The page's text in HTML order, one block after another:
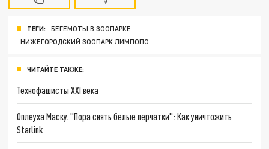
ТЕГИ:
БЕГЕМОТЫ В ЗООПАРКЕ
НИЖЕГОРОДСКИЙ ЗООПАРК ЛИМПОПО
ЧИТАЙТЕ ТАКЖЕ:
Технофашисты XXI века
Оплеуха Маску. "Пора снять белые перчатки": Как уничтожить
Starlink